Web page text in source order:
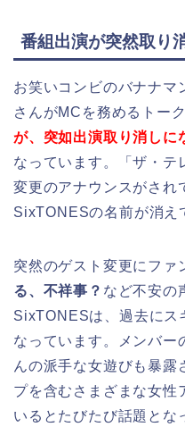
番組出演が突然取り
お笑いコンビのバナナマ
さんがMCを務めるトー
が、突如出演取り消しに
なっています。「ザ・テ
変更のアナウンスがされ
SixTONESの名前が消え
突然のゲスト変更にファ
る、不祥事？ など不安の
SixTONESは、過去にス
なっています。メンバー
んの派手な女遊びも暴
プを含むさまざまな女性
いるとたびたび話題とな